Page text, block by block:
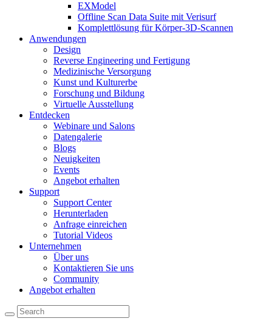
EXModel
Offline Scan Data Suite mit Verisurf
Komplettlösung für Körper-3D-Scannen
Anwendungen
Design
Reverse Engineering und Fertigung
Medizinische Versorgung
Kunst und Kulturerbe
Forschung und Bildung
Virtuelle Ausstellung
Entdecken
Webinare und Salons
Datengalerie
Blogs
Neuigkeiten
Events
Angebot erhalten
Support
Support Center
Herunterladen
Anfrage einreichen
Tutorial Videos
Unternehmen
Über uns
Kontaktieren Sie uns
Community
Angebot erhalten